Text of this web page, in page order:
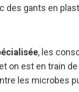
des gants en
, les
on est en train
les microbes